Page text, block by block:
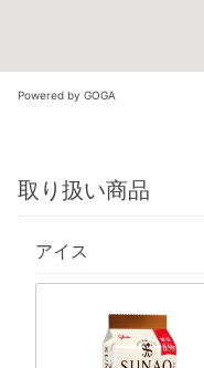
Powered by GOGA
取り扱い商品
アイス